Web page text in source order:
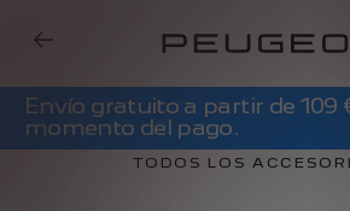
Envío gratuito a partir de 109
momento del pago.
TODOS LOS